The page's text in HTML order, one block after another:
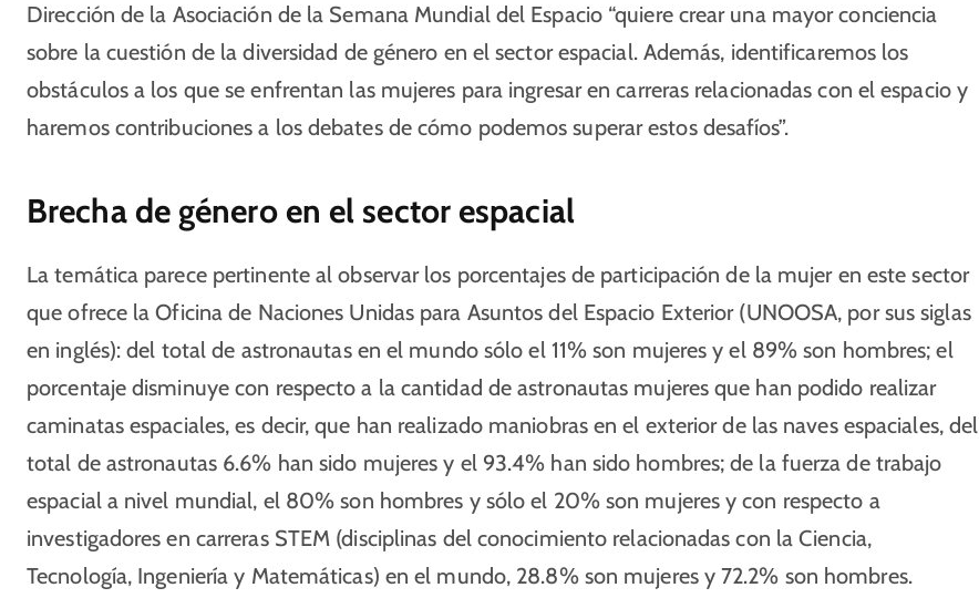
Dirección de la Asociación de la Semana Mundial del Espacio “quiere crear una mayor conciencia
sobre la cuestión de la diversidad de género en el sector espacial. Además, identificaremos los
obstáculos a los que se enfrentan las mujeres para ingresar en carreras relacionadas con el espacio y
haremos contribuciones a los debates de cómo podemos superar estos desafíos”.
Brecha de género en el sector espacial
La temática parece pertinente al observar los porcentajes de participación de la mujer en este sector
que ofrece la Oficina de Naciones Unidas para Asuntos del Espacio Exterior (UNOOSA, por sus siglas
en inglés): del total de astronautas en el mundo sólo el 11% son mujeres y el 89% son hombres; el
porcentaje disminuye con respecto a la cantidad de astronautas mujeres que han podido realizar
caminatas espaciales, es decir, que han realizado maniobras en el exterior de las naves espaciales, del
total de astronautas 6.6% han sido mujeres y el 93.4% han sido hombres; de la fuerza de trabajo
espacial a nivel mundial, el 80% son hombres y sólo el 20% son mujeres y con respecto a
investigadores en carreras STEM (disciplinas del conocimiento relacionadas con la Ciencia,
Tecnología, Ingeniería y Matemáticas) en el mundo, 28.8% son mujeres y 72.2% son hombres.